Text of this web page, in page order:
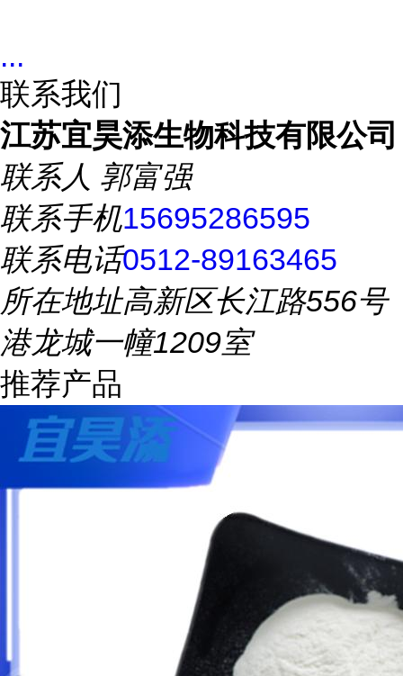
...
联系我们
江苏宜昊添生物科技有限公司
联系人 郭富强
联系手机15695286595
联系电话0512-89163465
所在地址高新区长江路556号
港龙城一幢1209室
推荐产品